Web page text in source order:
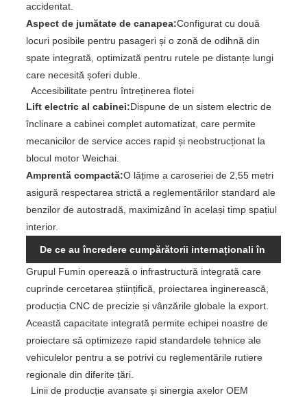
accidentat.
Aspect de jumătate de canapea:Configurat cu două
locuri posibile pentru pasageri și o zonă de odihnă din
spate integrată, optimizată pentru rutele pe distanțe lungi
care necesită șoferi duble.
Accesibilitate pentru întreținerea flotei
Lift electric al cabinei:Dispune de un sistem electric de
înclinare a cabinei complet automatizat, care permite
mecanicilor de service acces rapid și neobstrucționat la
blocul motor Weichai.
Amprentă compactă:O lățime a caroseriei de 2,55 metri
asigură respectarea strictă a reglementărilor standard ale
benzilor de autostradă, maximizând în același timp spațiul
interior.
De ce au încredere cumpărătorii internaționali în
producția Fumin Group?
Grupul Fumin operează o infrastructură integrată care
cuprinde cercetarea științifică, proiectarea inginerească,
producția CNC de precizie și vânzările globale la export.
Această capacitate integrată permite echipei noastre de
proiectare să optimizeze rapid standardele tehnice ale
vehiculelor pentru a se potrivi cu reglementările rutiere
regionale din diferite țări.
Linii de producție avansate și sinergia axelor OEM